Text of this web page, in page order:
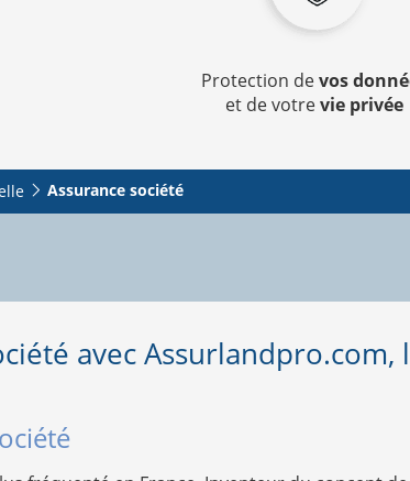
Protection devos
et de votrevie privée
Assurance société
avec Assurlandpro.com,